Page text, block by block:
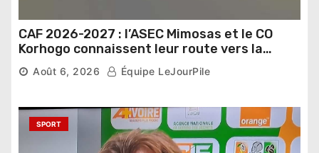
CAF 2026-2027 : l’ASEC Mimosas et le CO
Korhogo connaissent leur route vers la
phase de groupes
Août 6, 2026 Équipe LeJourPile
SPORT